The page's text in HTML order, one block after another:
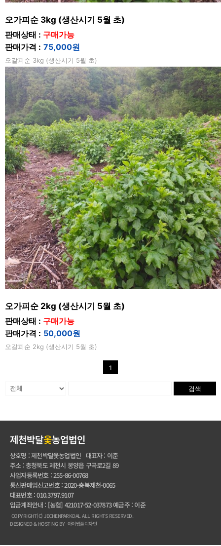
오가피순 3kg (생산시기 5월 초)
판매상태 : 구매가능
판매가격 : 75,000원
오갈피순 3kg (생산시기 5월 초)
오가피순 2kg (생산시기 5월 초)
판매상태 : 구매가능
판매가격 : 50,000원
오갈피순 2kg (생산시기 5월 초)
1
검색
제천박달옻농업법인
상호명 : 제천박달옻농업법인 대표자 : 이준
주소 : 충청북도 제천시 봉양읍 구곡로2길 89
사업자등록번호 : 255-86-00768
통신판매업신고번호 : 2020-충북제천-0065
대표번호 : 010.3797.9107
입금계좌안내 : [농협] 421017-52-037873 예금주 : 이준
COPYRIGHT(C) JECHENPARKDAL ALL RIGHTS RESERVED.
DESIGNED & HOSTING BY 아이웹플디자인